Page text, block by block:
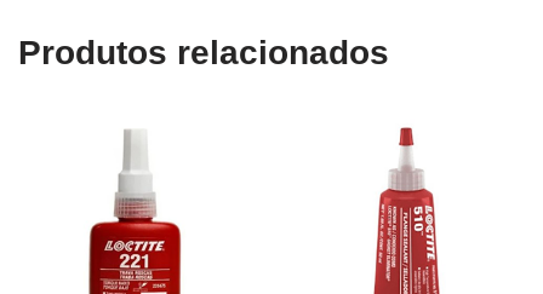
Produtos relacionados